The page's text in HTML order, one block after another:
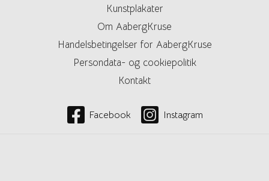
Kunstplakater
Om AabergKruse
Handelsbetingelser for AabergKruse
Persondata- og cookiepolitik
Kontakt
Facebook Instagram